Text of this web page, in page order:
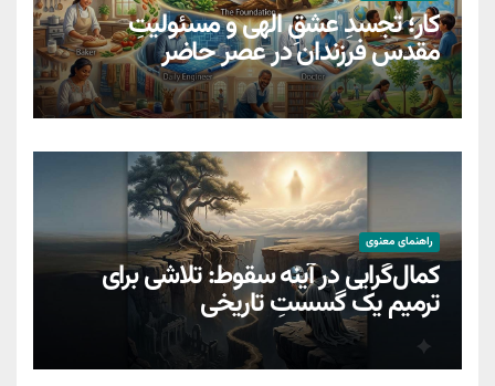
کار؛ تجسدِ عشقِ الهی و مسئولیتِ
مقدسِ فرزندان در عصر حاضر
راهنمای معنوی
کمال‌گرایی در آینه سقوط: تلاشی برای
ترمیمِ یک گسستِ تاریخی